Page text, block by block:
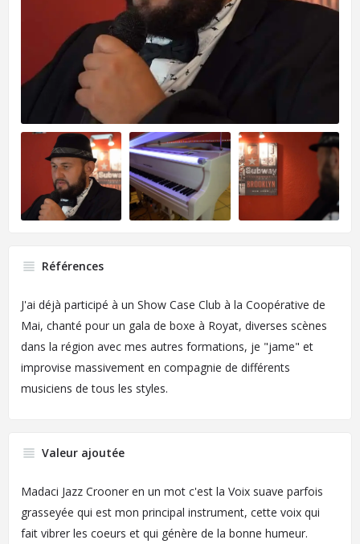
Références
J'ai déjà participé à un Show Case Club à la Coopérative de
Mai, chanté pour un gala de boxe à Royat, diverses scènes
dans la région avec mes autres formations, je "jame" et
improvise massivement en compagnie de différents
musiciens de tous les styles.
Valeur ajoutée
Madaci Jazz Crooner en un mot c'est la Voix suave parfois
grasseyée qui est mon principal instrument, cette voix qui
fait vibrer les coeurs et qui génère de la bonne humeur.